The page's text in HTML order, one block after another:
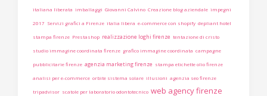
italiana liberata imballaggi Giovanni Calvino Creazione blog aziendale impegni
2017 Servizi grafici a Firenze italia libera e-commerce con shopify depliant hotel
stampa firenze Prestashop realizzazione loghi firenze tentazione di cristo
studio immagine coordinata firenze grafico immagine coordinata campagne
pubblicitarie firenze agenzia marketing firenze stampa etichette olio firenze
analisi per e-commerce orbite sistema solare illusioni agenzia seo firenze
tripadvisor scatole per laboratorio odontotecnico web agency firenze